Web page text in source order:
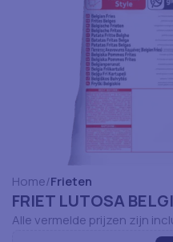
Home Frieten
FRIET LUTOSA
Alle vermelde prijzen zijn